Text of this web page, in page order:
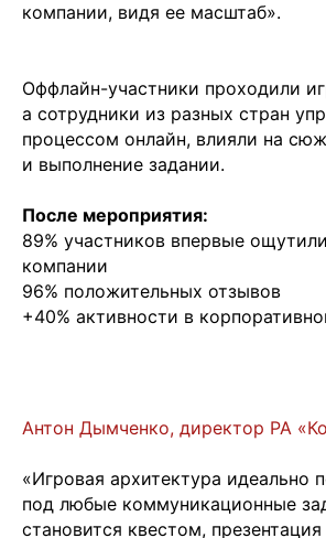
компании, видя ее масштаб».
Оффлайн-участники проходили
а сотрудники из разных стран
процессом онлайн, влияли на
и выполнение задании.
После мероприятия:
89% участников впервые
компании
96% положительных отзывов
+40% активности в
Антон Дымченко, директор РА
«Игровая архитектура идеально
под любые коммуникационные
становится квестом,